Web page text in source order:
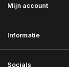
Mijn account
Informatie
Socials